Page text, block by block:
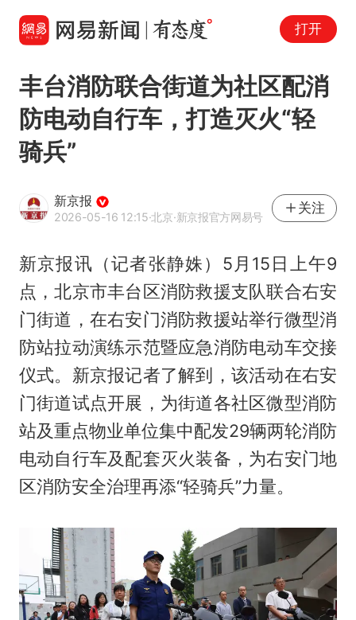
打开
丰台消防联合街道为社区配消
防电动自行车，打造灭火“轻
骑兵”
新京报
2026-05-16 12:15·北京·新京报官方网易号
关注
新京报讯（记者张静姝）5月15日上午9
点，北京市丰台区消防救援支队联合右安
门街道，在右安门消防救援站举行微型消
防站拉动演练示范暨应急消防电动车交接
仪式。新京报记者了解到，该活动在右安
门街道试点开展，为街道各社区微型消防
站及重点物业单位集中配发29辆两轮消防
电动自行车及配套灭火装备，为右安门地
区消防安全治理再添“轻骑兵”力量。